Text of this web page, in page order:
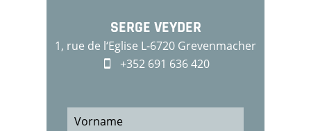
SERGE VEYDER
1, rue de l‘Eglise L-6720 Grevenmacher
+352 691 636 420